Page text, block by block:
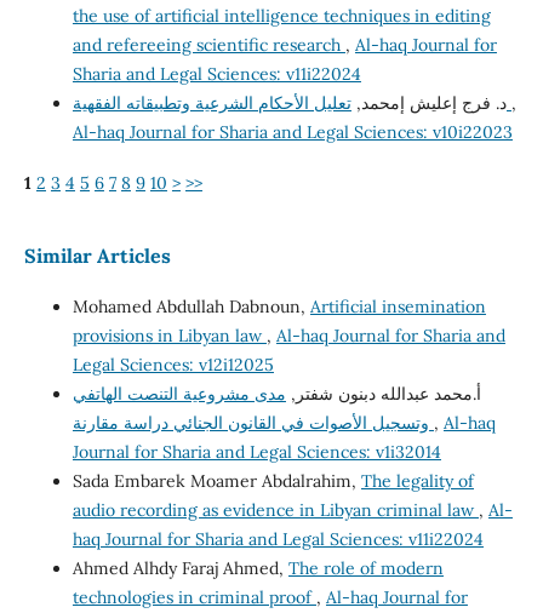
the use of artificial intelligence techniques in editing
and refereeing scientific research , Al-haq Journal for
Sharia and Legal Sciences: v11i22024
د. فرج إعليش إمحمد,تعليل الأحكام الشرعية وتطبيقاته الفقهية ,
Al-haq Journal for Sharia and Legal Sciences: v10i22023
1 2 3 4 5 6 7 8 9 10 > >>
Similar Articles
Mohamed Abdullah Dabnoun, Artificial insemination
provisions in Libyan law , Al-haq Journal for Sharia and
Legal Sciences: v12i12025
أ.محمد عبدالله دبنون شفتر, مدى مشروعية التنصت الهاتفي
, Al-haq
Journal for Sharia and Legal Sciences: v1i32014
Sada Embarek Moamer Abdalrahim, The legality of
audio recording as evidence in Libyan criminal law , Al-
haq Journal for Sharia and Legal Sciences: v11i22024
Ahmed Alhdy Faraj Ahmed, The role of modern
technologies in criminal proof , Al-haq Journal for